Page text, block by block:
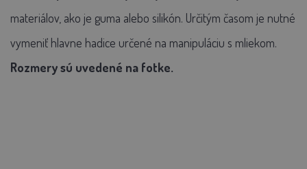
materiálov, ako je guma alebo silikón. Určitým časom je nutné
vymeniť hlavne hadice určené na manipuláciu s mliekom.
Rozmery sú uvedené na fotke.